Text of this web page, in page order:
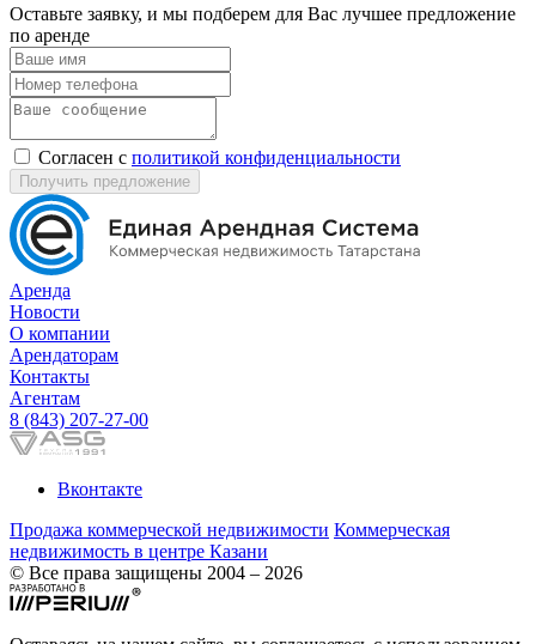
Оставьте заявку, и мы подберем для Вас лучшее предложение
по аренде
Согласен с политикой конфиденциальности
Получить предложение
Аренда
Новости
О компании
Арендаторам
Контакты
Агентам
8 (843) 207-27-00
Вконтакте
Продажа коммерческой недвижимости Коммерческая
недвижимость в центре Казани
© Все права защищены 2004 – 2026